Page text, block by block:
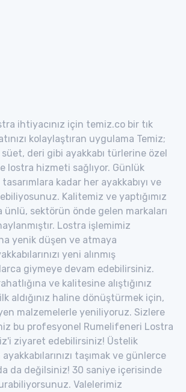
ihtiyacınız için temiz.co bir tık
kolaylaştıran uygulama Temiz;
deri gibi ayakkabı türlerine özel
lostra hizmeti sağlıyor. Günlük
kadar her ayakkabıyı ve
Kalitemiz ve yaptığımız
ünlü, sektörün önde gelen markaları
Lostra işlemimiz
yenik düşen ve atmaya
yeni alınmış
giymeye devam edebilirsiniz.
ve kalitesine alıştığınız
ilk aldığınız haline dönüştürmek için,
malzemelerle yeniliyoruz. Sizlere
bu profesyonel Rumelifeneri Lostra
ziyaret edebilirsiniz! Üstelik
taşımak ve günlerce
da değilsiniz! 30 saniye içerisinde
Valelerimiz